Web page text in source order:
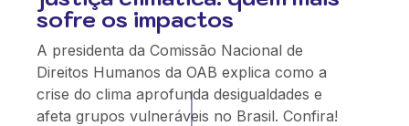
sofre os impactos
A presidenta da Comissão Nacional de
Direitos Humanos da OAB explica como a
crise do clima aprofunda desigualdades e
afeta grupos vulneráveis no Brasil. Confira!